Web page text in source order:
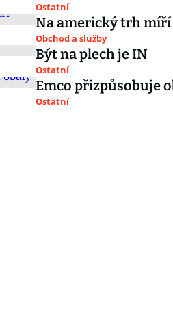
Ostatní
Na americký trh
Obchod a služby
Být na plech je IN
Ostatní
Emco přizpůsobuje
Ostatní